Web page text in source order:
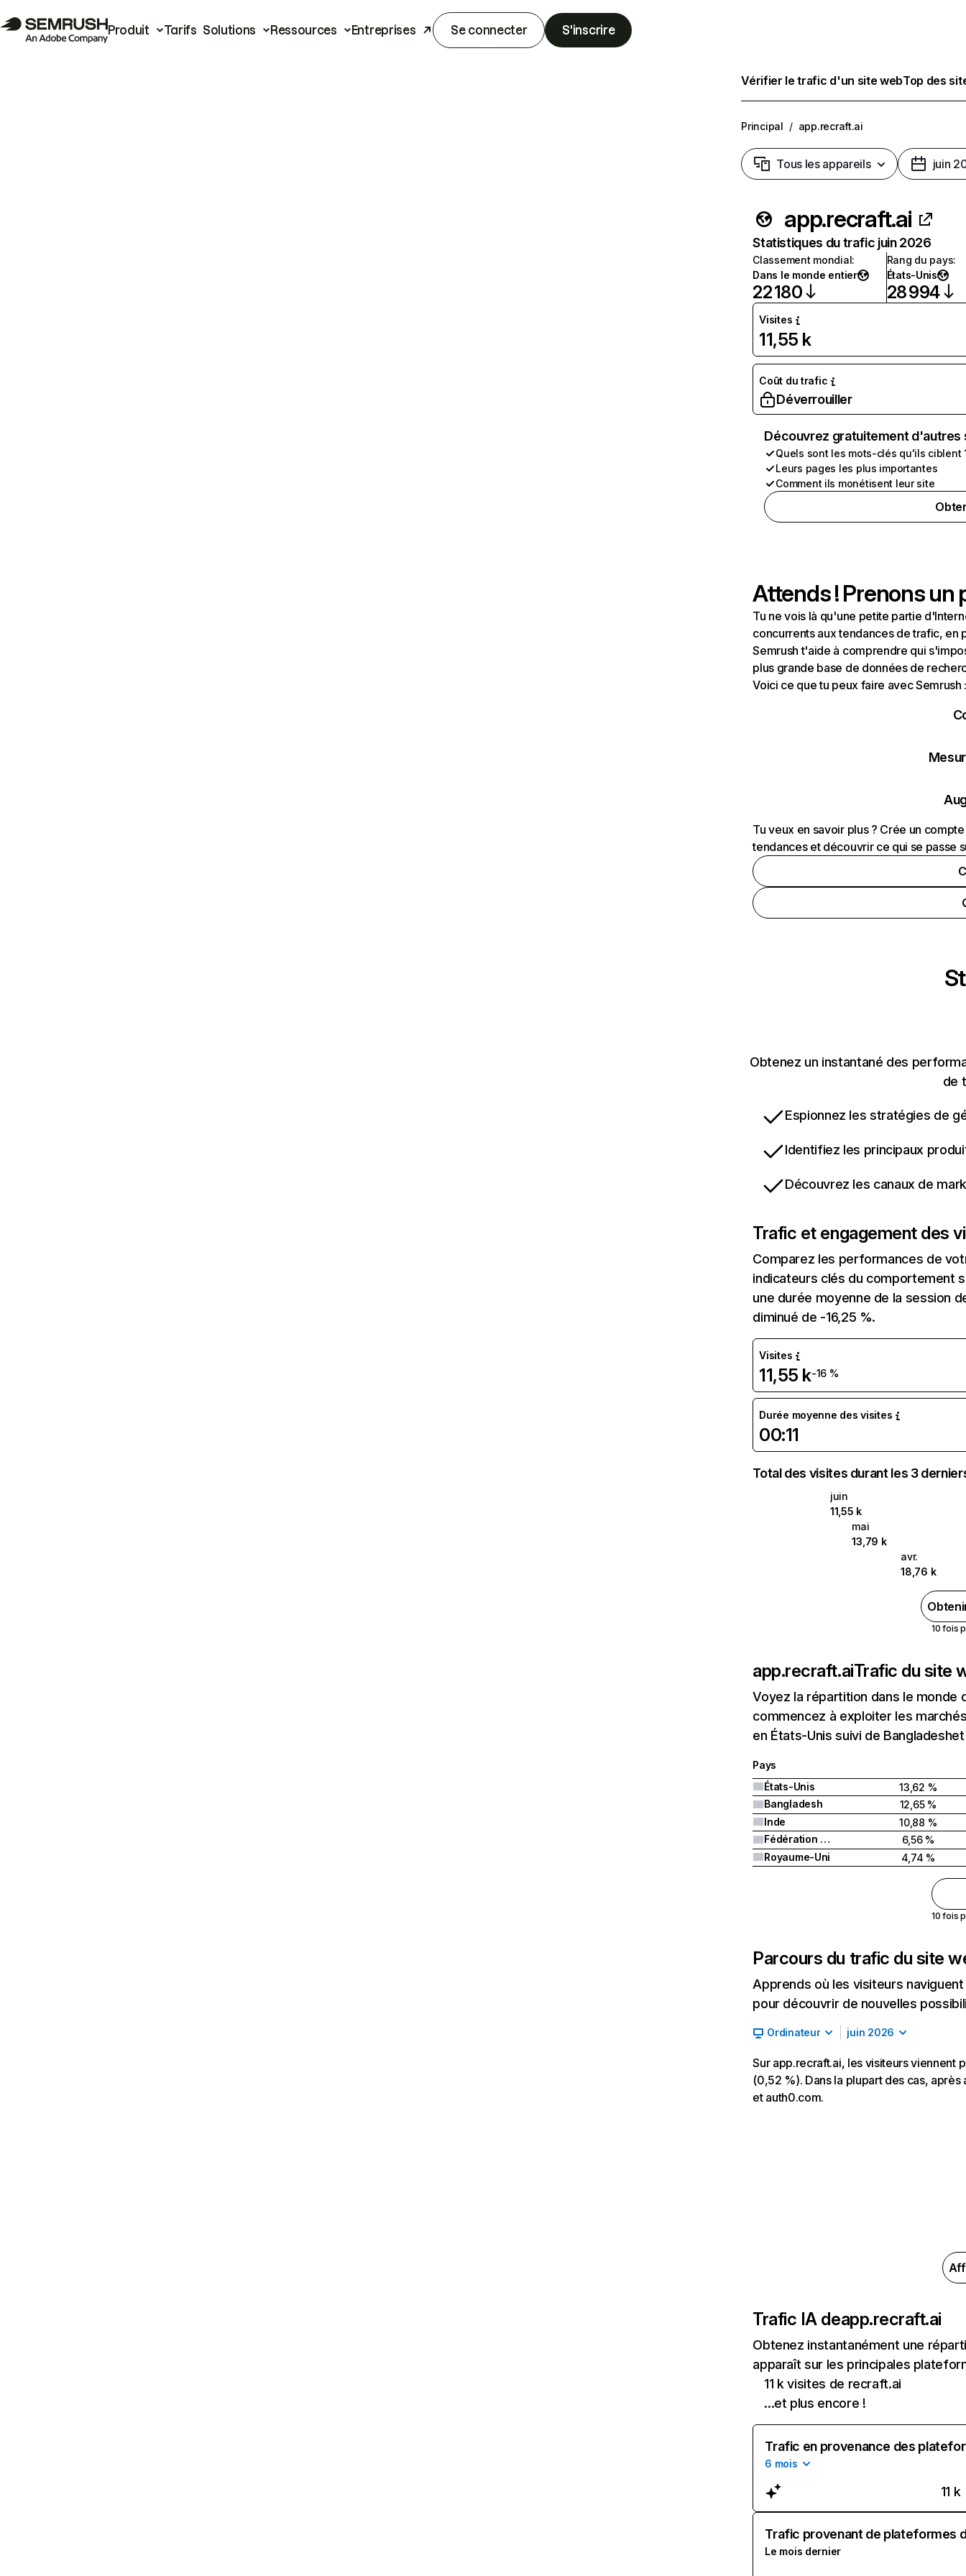
Produit Tarifs Solutions Ressources Entreprises Se connecter S'inscrire
Vérifier le trafic d'un site webTop des
Principal / app.recraft.ai
Tous les appareils juin
app.recraft.ai
Statistiques du trafic juin 2026
Classement mondial:
Dans le monde entier
22 180
Rang du pays:
États-Unis
28 994
Visites
11,55 k
Coût du trafic
Déverrouiller
Découvrez gratuitement
Quels sont les mots-clés qu'ils ciblent
Leurs pages les plus importantes
Comment ils monétisent leur site
Attends ! Prenons un
Tu ne vois là qu'une petite partie
concurrents aux tendances de trafic, en
Semrush t'aide à comprendre qui
plus grande base de données de
Voici ce que tu peux faire avec Semrush
Tu veux en savoir plus ? Crée un
tendances et découvrir ce qui se passe
Obtenez un instantané des
de
Espionnez les stratégies de
Identifiez les principaux
Découvrez les canaux de
Trafic et engagement des
Comparez les performances de
indicateurs clés du comportement
une durée moyenne de la session
diminué de -16,25 %.
Visites
11,55 k-16 %
Durée moyenne des visites
00:11
Total des visites durant les 3
juin
11,55 k
mai
13,79 k
avr.
18,76 k
10 fois
app.recraft.aiTrafic du site
Voyez la répartition dans le
commencez à exploiter les
en États-Unis suivi de
Pays
États-Unis
13,62 %
Bangladesh
12,65 %
Inde
10,88 %
Fédération de Russie
6,56 %
Royaume-Uni
4,74 %
10 fois
Parcours du trafic du site
Apprends où les visiteurs
pour découvrir de nouvelles
Ordinateur juin 2026
Sur app.recraft.ai, les visiteurs viennent
(0,52 %). Dans la plupart des cas,
et auth0.com.
Trafic IA deapp.recraft.ai
Obtenez instantanément une
apparaît sur les principales
11 k visites de recraft.ai
...et plus encore !
Trafic en provenance des
6 mois
11 k
Trafic provenant de plateformes
Le mois dernier